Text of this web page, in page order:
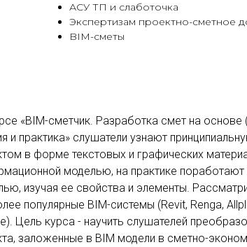
АСУ ТП и слаботочка
Экспертизам проектно-сметное
BIM-сметы
«BIM-сметчик. Разработка смет на основе
и практика» слушатели узнают
в форме текстовых и графических
моделью, на практике поработают
изучая ее свойства и элементы.
популярные BIM-системы (Revit, Renga,
Цель курса - научить слушателей
заложенные в BIM модели в сметно-